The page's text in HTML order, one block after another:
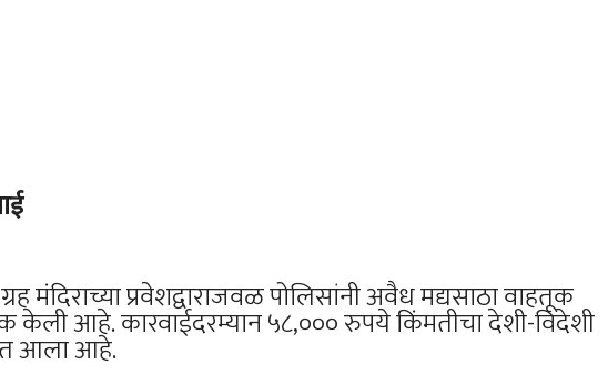
प्रवेशद्वाराजवळ पोलिसांनी अवैध मद्यसाठा वाहतूक
केली आहे. कारवाईदरम्यान ५८,००० रुपये किंमतीचा देशी-विदेशी
आला आहे.